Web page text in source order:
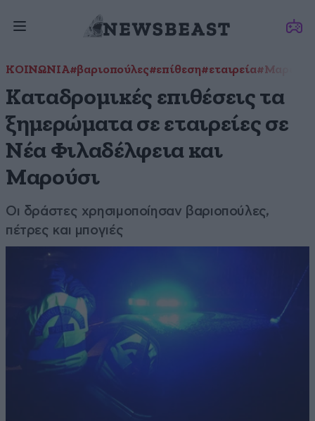
ΚΟΙΝΩΝΙΑ#βαριοπούλες#επίθεση#εταιρεία#Μαρούσι
Καταδρομικές επιθέσεις τα
ξημερώματα σε εταιρείες σε
Νέα Φιλαδέλφεια και
Μαρούσι
Οι δράστες χρησιμοποίησαν βαριοπούλες,
πέτρες και μπογιές